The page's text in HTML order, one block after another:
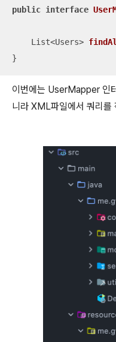
public interface
List<Users>
}
이번에는 UserMapper 인
니라 XML파일에서 쿼리를